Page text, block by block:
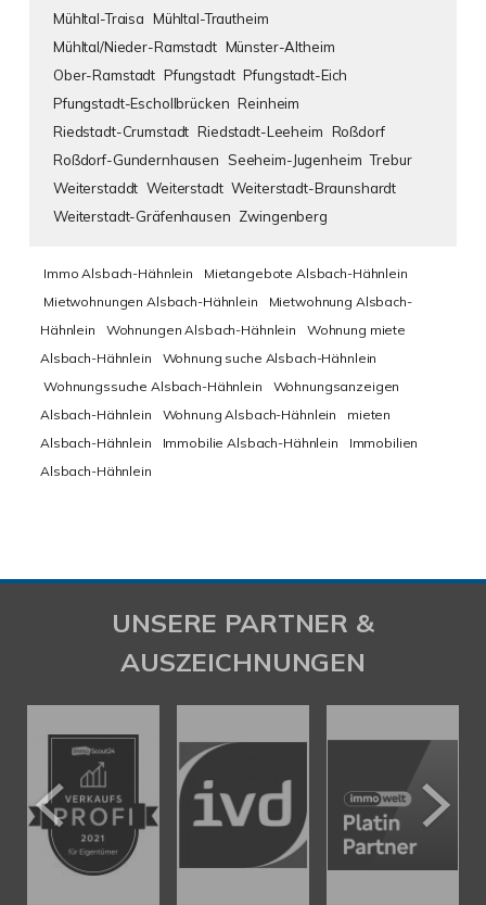
Mühltal-Traisa Mühltal-Trautheim
Mühltal/Nieder-Ramstadt Münster-Altheim
Ober-Ramstadt Pfungstadt Pfungstadt-Eich
Pfungstadt-Eschollbrücken Reinheim
Riedstadt-Crumstadt Riedstadt-Leeheim Roßdorf
Roßdorf-Gundernhausen Seeheim-Jugenheim Trebur
Weiterstaddt Weiterstadt Weiterstadt-Braunshardt
Weiterstadt-Gräfenhausen Zwingenberg
Immo Alsbach-Hähnlein
Mietangebote Alsbach-Hähnlein
Mietwohnungen Alsbach-Hähnlein
Mietwohnung Alsbach-
Hähnlein
Wohnungen Alsbach-Hähnlein
Wohnung miete
Alsbach-Hähnlein
Wohnung suche Alsbach-Hähnlein
Wohnungssuche Alsbach-Hähnlein
Wohnungsanzeigen
Alsbach-Hähnlein
Wohnung Alsbach-Hähnlein
mieten
Alsbach-Hähnlein
Immobilie Alsbach-Hähnlein
Immobilien
Alsbach-Hähnlein
UNSERE PARTNER &
AUSZEICHNUNGEN